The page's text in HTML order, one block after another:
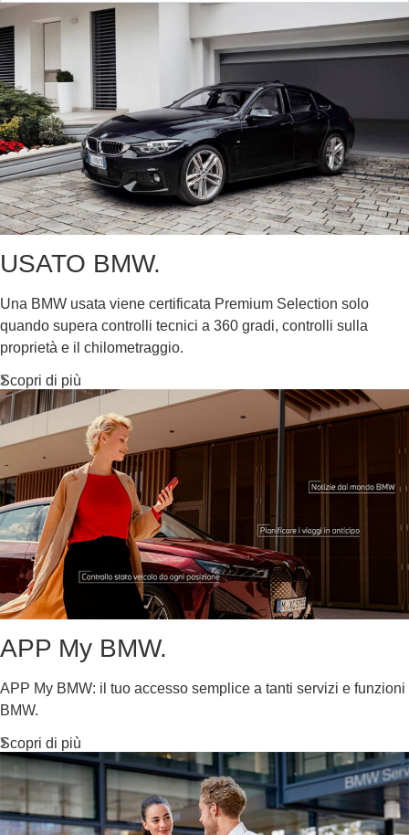
USATO BMW.
Una BMW usata viene certificata Premium Selection solo
quando supera controlli tecnici a 360 gradi, controlli sulla
proprietà e il chilometraggio.
Scopri di più
APP My BMW.
APP My BMW: il tuo accesso semplice a tanti servizi e funzioni
BMW.
Scopri di più